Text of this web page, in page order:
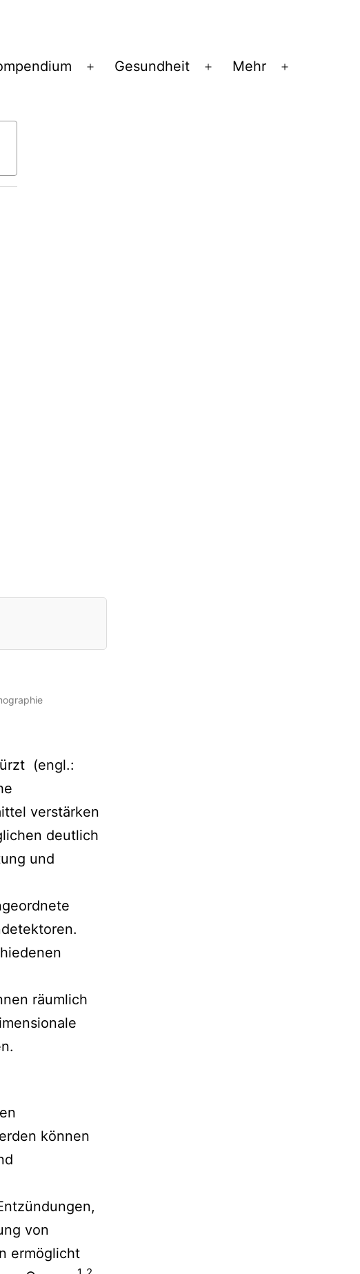
Menü
Gesundheit
Menü
Mehr
(engl.:
verstärken
deutlich
und
räumlich
können
von
ermöglicht